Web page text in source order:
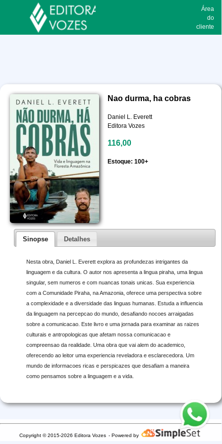
Área
do
cliente
Nao durma, ha cobras
Daniel L. Everett
Editora Vozes
116,00
Estoque: 100+
Sinopse Detalhes
Nesta obra, Daniel L. Everett explora as profundezas intrigantes da
linguagem e da cultura. O autor nos apresenta a lingua piraha, uma lingua
singular, sem numeros e com nuancas tonais unicas. Sua experiencia
com a Comunidade Piraha, na Amazonia, oferece uma perspectiva sobre
a complexidade e a diversidade das linguas humanas. Estuda a influencia
da linguagem na percepcao do mundo, desafiando nocoes arraigadas
sobre a comunicacao. Este livro e uma jornada para examinar as raizes
culturais e antropologicas que afetam nossa comunicacao e
compreensao da realidade. Uma obra que vai alem do academico,
oferecendo ao leitor uma experiencia reveladora e esclarecedora. Um
mundo de informacoes ricas e perspicazes que desafiam a maneira
como pensamos sobre a linguagem e a vida.
Copyright © 2015-2026 Editora Vozes - Powered by